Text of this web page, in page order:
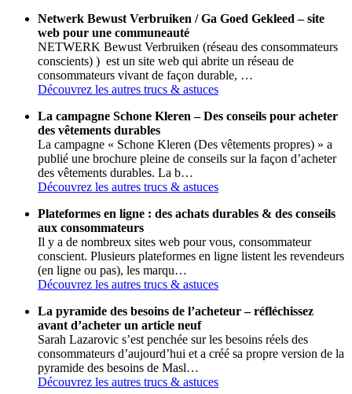
Netwerk Bewust Verbruiken / Ga Goed Gekleed – site
web pour une communeauté
NETWERK Bewust Verbruiken (réseau des consommateurs
conscients) ) est un site web qui abrite un réseau de
consommateurs vivant de façon durable, …
Découvrez les autres trucs & astuces
La campagne Schone Kleren – Des conseils pour acheter
des vêtements durables
La campagne « Schone Kleren (Des vêtements propres) » a
publié une brochure pleine de conseils sur la façon d’acheter
des vêtements durables. La b…
Découvrez les autres trucs & astuces
Plateformes en ligne : des achats durables & des conseils
aux consommateurs
Il y a de nombreux sites web pour vous, consommateur
conscient. Plusieurs plateformes en ligne listent les revendeurs
(en ligne ou pas), les marqu…
Découvrez les autres trucs & astuces
La pyramide des besoins de l’acheteur – réfléchissez
avant d’acheter un article neuf
Sarah Lazarovic s’est penchée sur les besoins réels des
consommateurs d’aujourd’hui et a créé sa propre version de la
pyramide des besoins de Masl…
Découvrez les autres trucs & astuces